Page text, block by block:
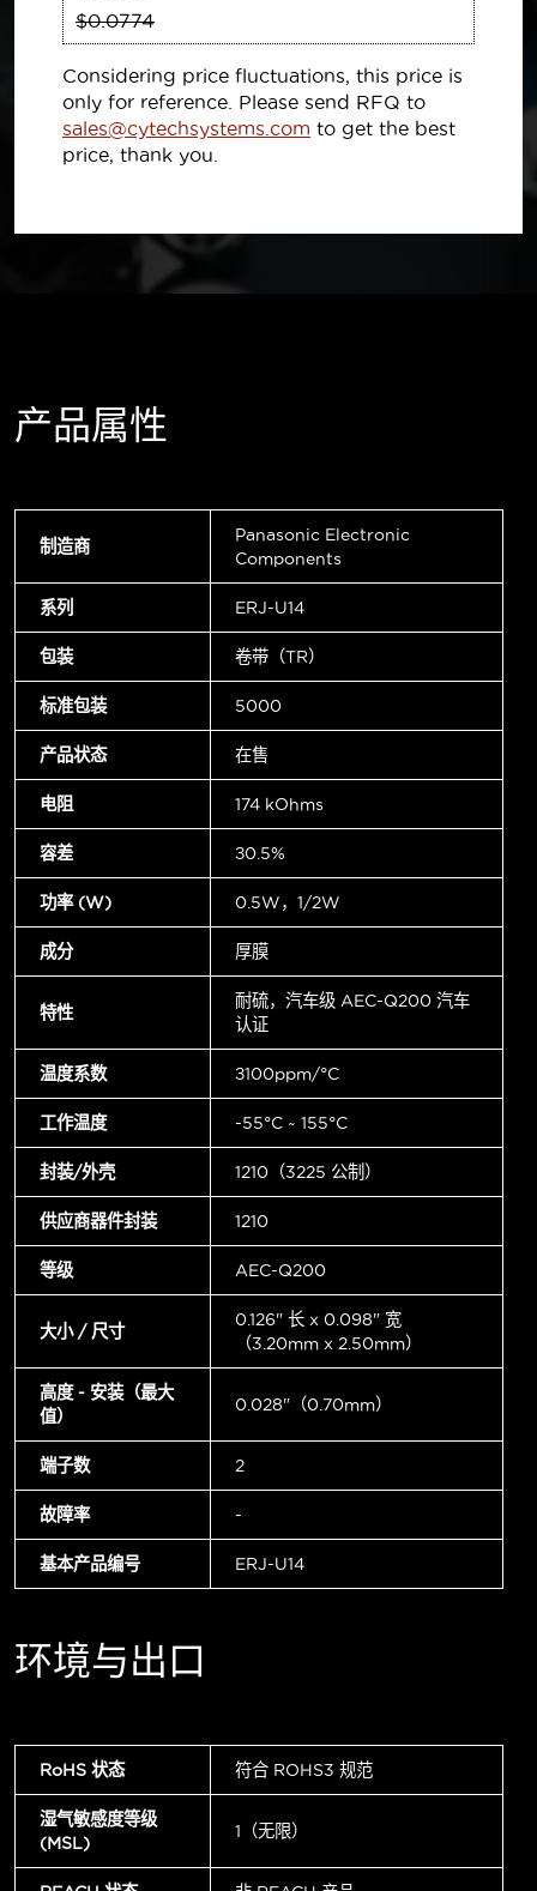
$0.0774
Considering price fluctuations, this price is
only for reference. Please send RFQ to
sales@cytechsystems.com to get the best
price, thank you.
产品属性
制造商
Panasonic Electronic
Components
系列 ERJ-U14
包装 卷带（TR）
标准包装 5000
产品状态 在售
电阻 174 kOhms
容差 ±0.5%
功率 (W) 0.5W，1/2W
成分 厚膜
特性
耐硫，汽车级 AEC-Q200 汽车
认证
温度系数 ±100ppm/°C
工作温度 -55°C ~ 155°C
封装/外壳 1210（3225 公制）
供应商器件封装 1210
等级 AEC-Q200
大小 / 尺寸
0.126" 长 x 0.098" 宽
（3.20mm x 2.50mm）
高度 - 安装（最大
值）
0.028"（0.70mm）
端子数 2
故障率 -
基本产品编号 ERJ-U14
环境与出口
RoHS 状态 符合 ROHS3 规范
湿气敏感度等级
(MSL)
1（无限）